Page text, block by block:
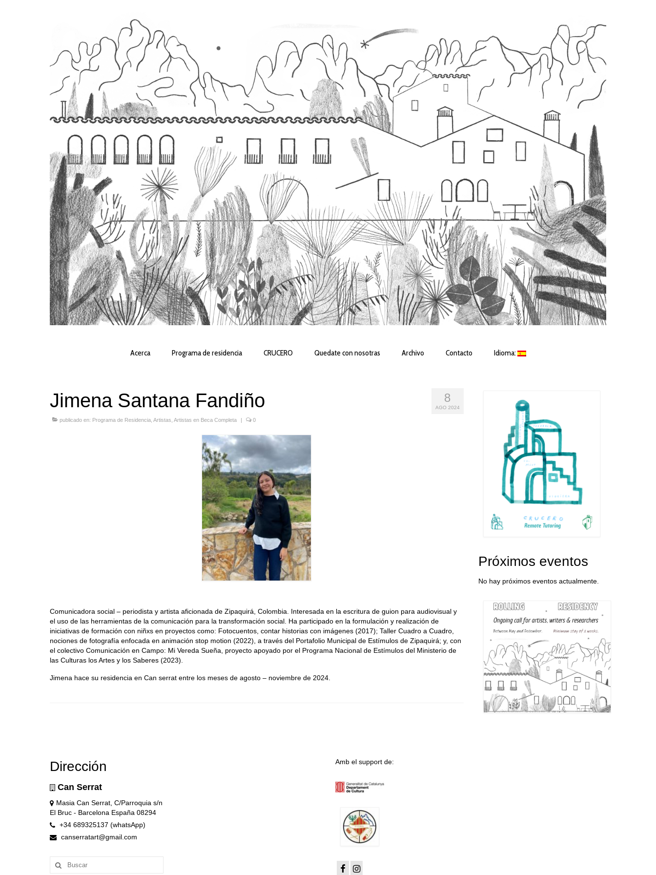
Acerca Programa de residencia CRUCERO Quedate con nosotras Archivo Contacto Idioma:
8
AGO 2024
Jimena Santana Fandiño
publicado en: Programa de Residencia Artistas Artistas en Beca Completa 0
Comunicadora social – periodista y artista aficionada de Zipaquirá, Colombia. Interesada en la escritura de guion para audiovisual y
el uso de las herramientas de la comunicación para la transformación social. Ha participado en la formulación y realización de
iniciativas de formación con niñxs en proyectos como: Fotocuentos, contar historias con imágenes (2017); Taller Cuadro a Cuadro,
nociones de fotografía enfocada en animación stop motion (2022), a través del Portafolio Municipal de Estímulos de Zipaquirá; y, con
el colectivo Comunicación en Campo: Mi Vereda Sueña, proyecto apoyado por el Programa Nacional de Estímulos del Ministerio de
las Culturas los Artes y los Saberes (2023).
Jimena hace su residencia en Can serrat entre los meses de agosto – noviembre de 2024.
Próximos eventos
No hay próximos eventos actualmente.
Dirección
Can Serrat
Masia Can Serrat, C/Parroquia s/n
El Bruc - Barcelona España 08294
+34 689325137 (whatsApp)
canserratart@gmail.com
Buscar
por:
Amb el support de: